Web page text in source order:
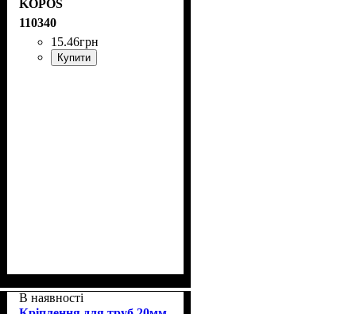
протяжкою KOPOS
2320/LPE-1_F50DU
KOPOS
110340
15.46грн
Купити
В наявності